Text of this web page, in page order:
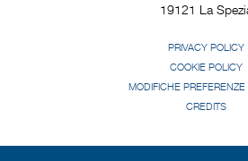
19121 La
PRIVACY POLICY
COOKIE POLICY
MODIFICHE PREFERENZE
CREDITS